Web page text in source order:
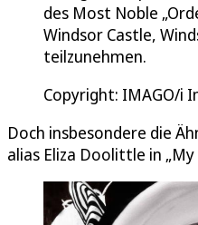
des Most Noble
Windsor Castle,
teilzunehmen.
Copyright: IMAGO/i
Doch insbesondere die
alias Eliza Doolittle in